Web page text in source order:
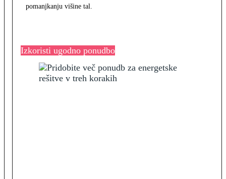
pomanjkanju višine tal.
Izkoristi ugodno ponudbo